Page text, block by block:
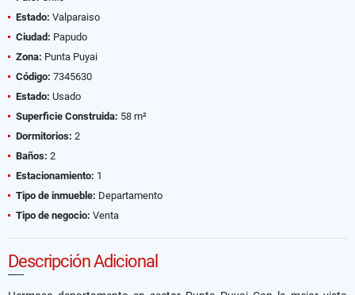
Estado: Valparaiso
Ciudad: Papudo
Zona: Punta Puyai
Código: 7345630
Estado: Usado
Superficie Construida: 58 m²
Dormitorios: 2
Baños: 2
Estacionamiento: 1
Tipo de inmueble: Departamento
Tipo de negocio: Venta
Descripción Adicional